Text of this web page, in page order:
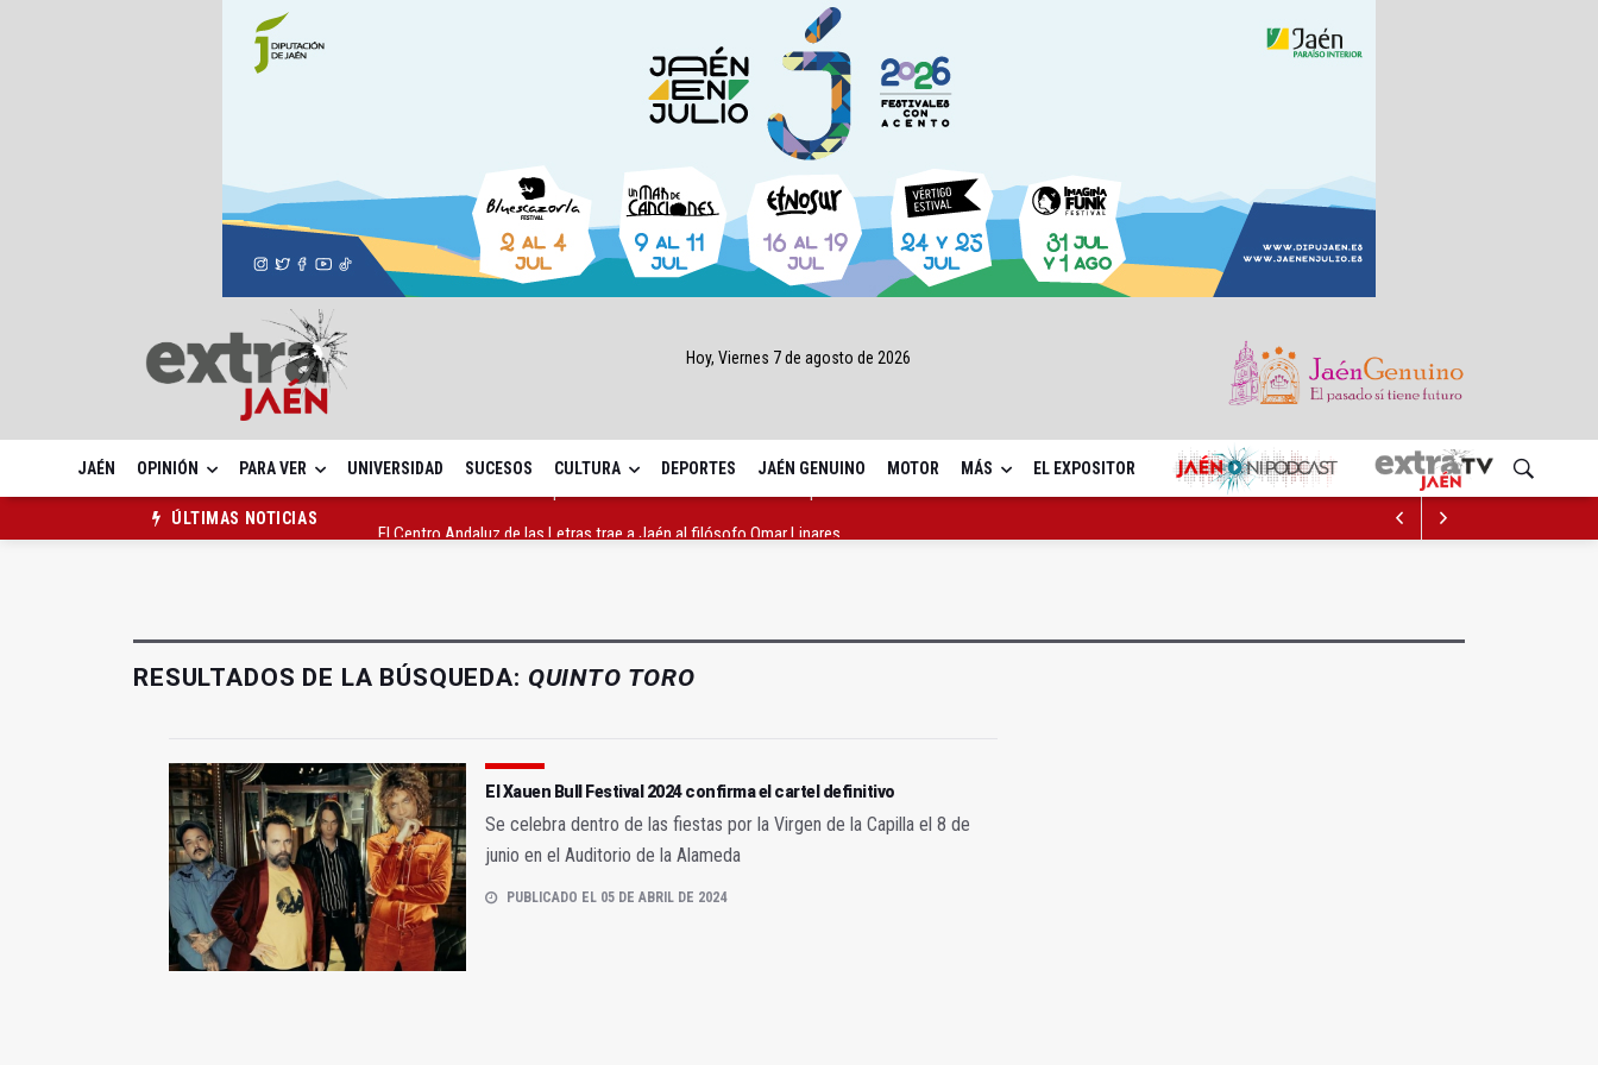
Hoy, Viernes 7 de agosto de 2026
JAÉN OPINIÓN PARA VER UNIVERSIDAD SUCESOS CULTURA DEPORTES JAÉN GENUINO MOTOR MÁS EL EXPOSITOR
ÚLTIMAS NOTICIAS
RESULTADOS DE LA BÚSQUEDA: QUINTO TORO
El Xauen Bull Festival 2024 confirma el cartel definitivo
Se celebra dentro de las fiestas por la Virgen de la Capilla el 8 de
junio en el Auditorio de la Alameda
PUBLICADO EL 05 DE ABRIL DE 2024